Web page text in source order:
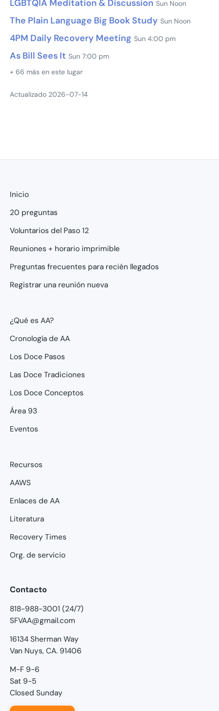
LGBTQIA Meditation & Discussion Sun Noon
The Plain Language Big Book Study Sun Noon
4PM Daily Recovery Meeting Sun 4:00 pm
As Bill Sees It Sun 7:00 pm
+ 66 más en este lugar
Actualizado 2026-07-14
Inicio
20 preguntas
Voluntarios del Paso 12
Reuniones + horario imprimible
Preguntas frecuentes para recién llegados
Registrar una reunión nueva
¿Qué es AA?
Cronología de AA
Los Doce Pasos
Las Doce Tradiciones
Los Doce Conceptos
Área 93
Eventos
Recursos
AAWS
Enlaces de AA
Literatura
Recovery Times
Org. de servicio
Contacto
818-988-3001 (24/7)
SFVAA@gmail.com
16134 Sherman Way
Van Nuys, CA. 91406
M-F 9-6
Sat 9-5
Closed Sunday